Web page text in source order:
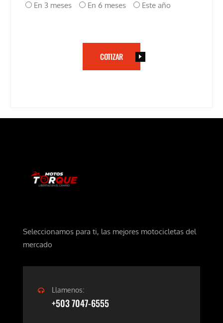
En 3 meses En 6 meses Este año
COTIZAR
Seleccionamos para ti, las mejores motocicletas del
mercado
Llamenos:
+503 7047-6555